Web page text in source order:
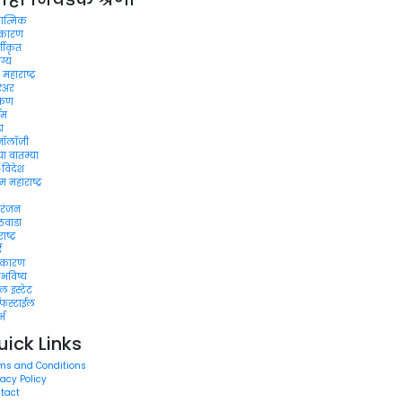
बातम्या
महाराष्ट्र
इस्टेट
Links
and Conditions
Policy